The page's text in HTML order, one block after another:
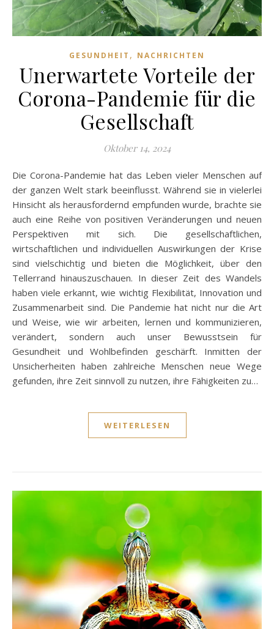
GESUNDHEIT , NACHRICHTEN
Unerwartete Vorteile der
Corona-Pandemie für die
Gesellschaft
Oktober 14, 2024
Die Corona-Pandemie hat das Leben vieler Menschen auf
der ganzen Welt stark beeinflusst. Während sie in vielerlei
Hinsicht als herausfordernd empfunden wurde, brachte sie
auch eine Reihe von positiven Veränderungen und neuen
Perspektiven mit sich. Die gesellschaftlichen,
wirtschaftlichen und individuellen Auswirkungen der Krise
sind vielschichtig und bieten die Möglichkeit, über den
Tellerrand hinauszuschauen. In dieser Zeit des Wandels
haben viele erkannt, wie wichtig Flexibilität, Innovation und
Zusammenarbeit sind. Die Pandemie hat nicht nur die Art
und Weise, wie wir arbeiten, lernen und kommunizieren,
verändert, sondern auch unser Bewusstsein für
Gesundheit und Wohlbefinden geschärft. Inmitten der
Unsicherheiten haben zahlreiche Menschen neue Wege
gefunden, ihre Zeit sinnvoll zu nutzen, ihre Fähigkeiten zu…
WEITERLESEN